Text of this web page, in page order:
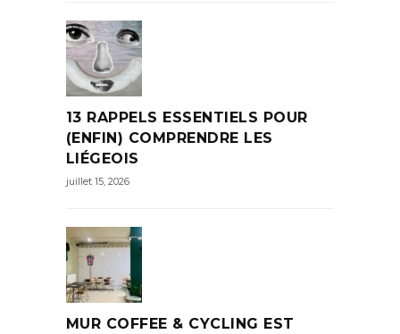
13 RAPPELS ESSENTIELS POUR
(ENFIN) COMPRENDRE LES
LIÉGEOIS
juillet 15, 2026
MUR COFFEE & CYCLING EST